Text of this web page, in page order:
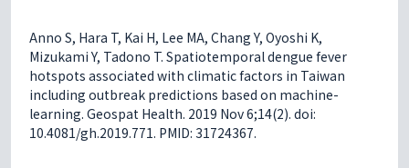
Anno S, Hara T, Kai H, Lee MA, Chang Y, Oyoshi K,
Mizukami Y, Tadono T. Spatiotemporal dengue fever
hotspots associated with climatic factors in Taiwan
including outbreak predictions based on machine-
learning. Geospat Health. 2019 Nov 6;14(2). doi:
10.4081/gh.2019.771. PMID: 31724367.